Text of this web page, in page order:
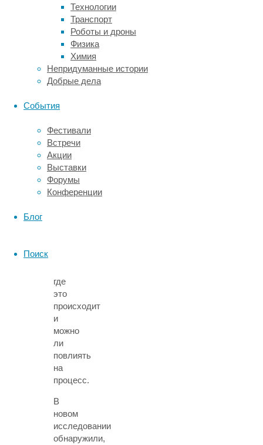
Технологии
Транспорт
Роботы и дроны
Физика
Химия
Непридуманные истории
Добрые дела
События
Фестивали
Встречи
Акции
Выставки
Форумы
Конференции
Блог
Поиск
группу.
Также
было
известно,
что
макрофаги
в
ответственны
ее
разрастание,
а
нейроны
могут
формировать
где
это
происходит
и
можно
ли
повлиять
на
процесс.
В
новом
исследовании
обнаружили,